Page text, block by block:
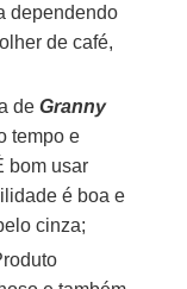
dependendo
de café,
deGranny
tempo e
bom usar
é boa e
cinza;